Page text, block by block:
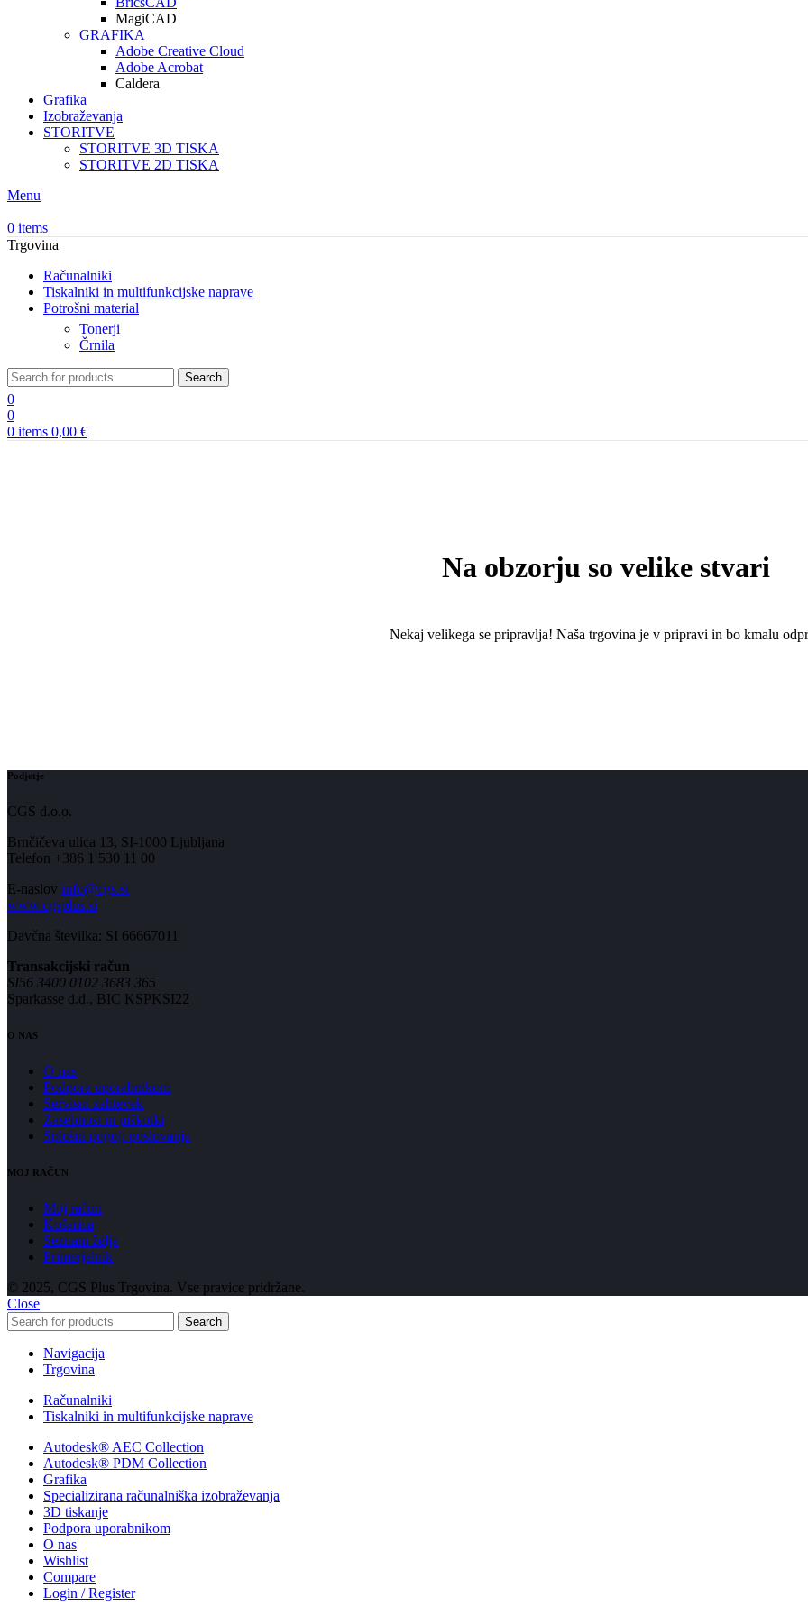
MagiCAD
GRAFIKA
Adobe Creative Cloud
Adobe Acrobat
Caldera
Grafika
Izobraževanja
STORITVE
STORITVE 3D TISKA
STORITVE 2D TISKA
Menu
0 items
Trgovina
Računalniki
Tiskalniki in multifunkcijske naprave
Potrošni material
Tonerji
Črnila
Search
0
0
0 items 0,00 €
Na obzorju so velike stvari
Nekaj ​​velikega se pripravlja! Naša trgovina je v pripravi in ​​bo kmalu
Podjetje
CGS d.o.o.
Brnčičeva ulica 13, SI-1000 Ljubljana
Telefon +386 1 530 11 00
E-naslov info@cgs.si
www.cgsplus.si
Davčna številka: SI 66667011
Transakcijski račun
SI56 3400 0102 3683 365
Sparkasse d.d., BIC KSPKSI22
O NAS
O nas
Podpora uporabnikom
Servisni zahtevek
Zasebnost in piškotki
Splošni pogoji poslovanja
MOJ RAČUN
Moj račun
Košarica
Seznam želja
Primerjalnik
© 2025, CGS Plus Trgovina. Vse pravice pridržane.
Close
Search
Navigacija
Trgovina
Računalniki
Tiskalniki in multifunkcijske naprave
Autodesk® AEC Collection
Autodesk® PDM Collection
Grafika
Specializirana računalniška izobraževanja
3D tiskanje
Podpora uporabnikom
O nas
Wishlist
Compare
Login / Register